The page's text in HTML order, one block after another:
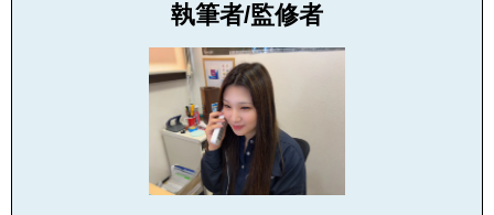
執筆者/監修者